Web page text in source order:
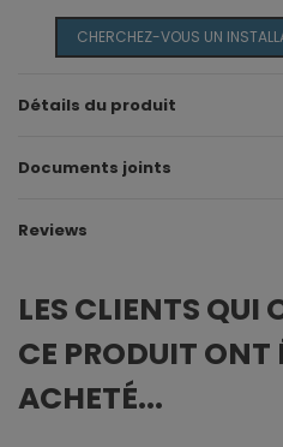
CHERCHEZ-VOUS UN
Détails du produit
Documents joints
Reviews
LES CLIENTS QUI
CE PRODUIT ONT
ACHETÉ...